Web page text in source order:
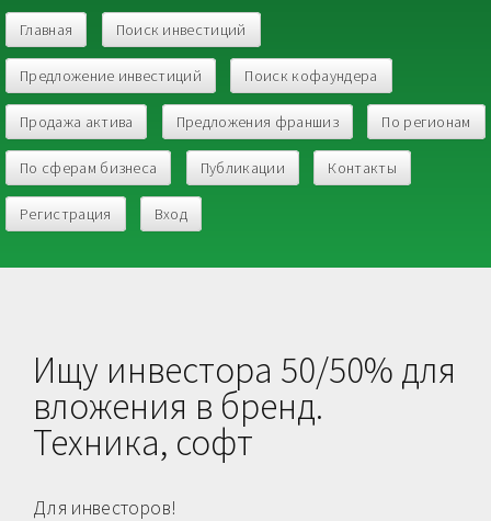
Главная Поиск инвестиций
Предложение инвестиций Поиск кофаундера
Продажа актива Предложения франшиз По регионам
По сферам бизнеса Публикации Контакты
Регистрация Вход
Ищу инвестора 50/50% для
вложения в бренд.
Техника, софт
Для инвесторов!